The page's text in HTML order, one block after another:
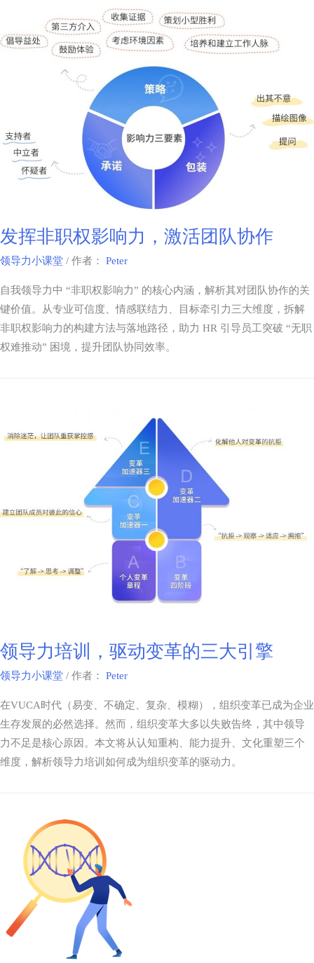
发挥非职权影响力，激活团队协作
领导力小课堂 / 作者： Peter
自我领导力中 “非职权影响力” 的核心内涵，解析其对团队协作的关
键价值。从专业可信度、情感联结力、目标牵引力三大维度，拆解
非职权影响力的构建方法与落地路径，助力 HR 引导员工突破 “无职
权难推动” 困境，提升团队协同效率。​
领导力培训，驱动变革的三大引擎
领导力小课堂 / 作者： Peter
在VUCA时代（易变、不确定、复杂、模糊），组织变革已成为企业
生存发展的必然选择。然而，组织变革大多以失败告终，其中领导
力不足是核心原因。本文将从认知重构、能力提升、文化重塑三个
维度，解析领导力培训如何成为组织变革的驱动力。